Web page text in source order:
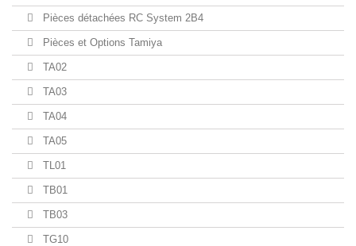
Pièces détachées RC System 2B4
Pièces et Options Tamiya
TA02
TA03
TA04
TA05
TL01
TB01
TB03
TG10